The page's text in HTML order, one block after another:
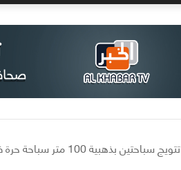
تتويج سباحتين بذهبية 100 متر سباحة حرة في أولمبياد ريو